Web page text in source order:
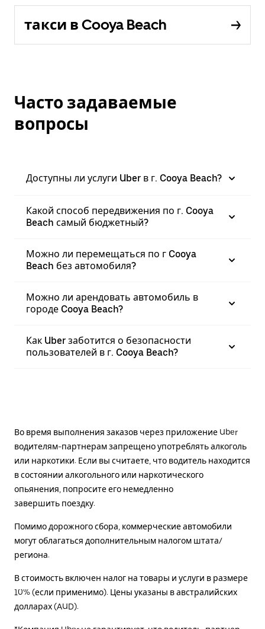
такси в Cooya Beach
Часто задаваемые
вопросы
Доступны ли услуги Uber в г. Cooya Beach?
Какой способ передвижения по г. Cooya
Beach самый бюджетный?
Можно ли перемещаться по г Cooya
Beach без автомобиля?
Можно ли арендовать автомобиль в
городе Cooya Beach?
Как Uber заботится о безопасности
пользователей в г. Cooya Beach?
Во время выполнения заказов через приложение Uber
водителям-партнерам запрещено употреблять алкоголь
или наркотики. Если вы считаете, что водитель находится
в состоянии алкогольного или наркотического
опьянения, попросите его немедленно
завершить поездку.
Помимо дорожного сбора, коммерческие автомобили
могут облагаться дополнительным налогом штата/
региона.
В стоимость включен налог на товары и услуги в размере
10% (если применимо). Цены указаны в австралийских
долларах (AUD).